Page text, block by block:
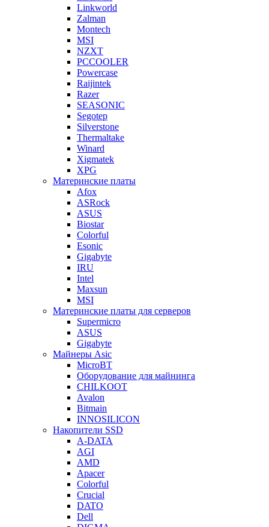
Linkworld
Zalman
Montech
MSI
NZXT
PCCOOLER
Powercase
Raijintek
Razer
SEASONIC
Segotep
Silverstone
Thermaltake
Winard
Xigmatek
XPG
Материнские платы
Afox
ASRock
ASUS
Biostar
Colorful
Esonic
Gigabyte
IRU
Intel
Maxsun
MSI
Материнские платы для серверов
Supermicro
ASUS
Gigabyte
Майнеры Asic
MicroBT
Оборудование для майнинга
CHILKOOT
Avalon
Bitmain
INNOSILICON
Накопители SSD
A-DATA
AGI
AMD
Apacer
Colorful
Crucial
DATO
Dell